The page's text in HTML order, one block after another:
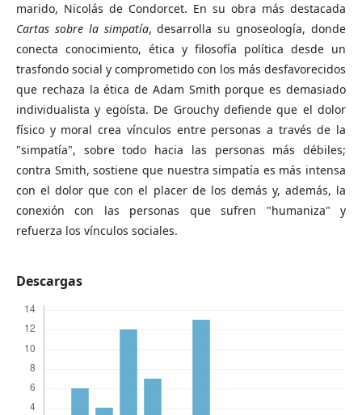
marido, Nicolás de Condorcet. En su obra más destacada
Cartas sobre la simpatía, desarrolla su gnoseología, donde
conecta conocimiento, ética y filosofía política desde un
trasfondo social y comprometido con los más desfavorecidos
que rechaza la ética de Adam Smith porque es demasiado
individualista y egoísta. De Grouchy defiende que el dolor
físico y moral crea vínculos entre personas a través de la
"simpatía", sobre todo hacia las personas más débiles;
contra Smith, sostiene que nuestra simpatía es más intensa
con el dolor que con el placer de los demás y, además, la
conexión con las personas que sufren "humaniza" y
refuerza los vínculos sociales.
Descargas